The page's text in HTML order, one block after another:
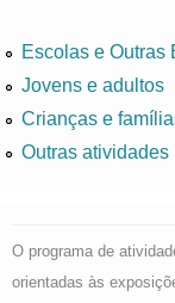
Escolas e Outras
Jovens e adultos
Crianças e
Outras atividades
O programa de
orientadas às